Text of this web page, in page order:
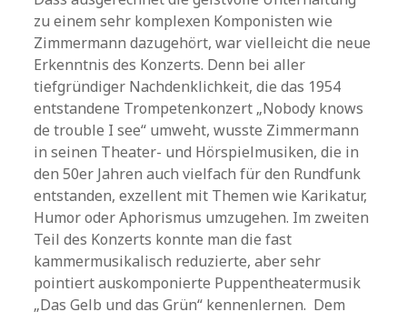
zu einem sehr komplexen Komponisten wie
Zimmermann dazugehört, war vielleicht die neue
Erkenntnis des Konzerts. Denn bei aller
tiefgründiger Nachdenklichkeit, die das 1954
entstandene Trompetenkonzert „Nobody knows
de trouble I see“ umweht, wusste Zimmermann
in seinen Theater- und Hörspielmusiken, die in
den 50er Jahren auch vielfach für den Rundfunk
entstanden, exzellent mit Themen wie Karikatur,
Humor oder Aphorismus umzugehen. Im zweiten
Teil des Konzerts konnte man die fast
kammermusikalisch reduzierte, aber sehr
pointiert auskomponierte Puppentheatermusik
„Das Gelb und das Grün“ kennenlernen. Dem